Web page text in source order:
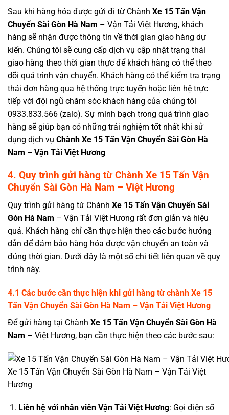
Sau khi hàng hóa được gửi đi từ Chành Xe 15 Tấn Vận
Chuyển Sài Gòn Hà Nam – Vận Tải Việt Hương, khách
hàng sẽ nhận được thông tin về thời gian giao hàng dự
kiến. Chúng tôi sẽ cung cấp dịch vụ cập nhật trạng thái
giao hàng theo thời gian thực để khách hàng có thể theo
dõi quá trình vận chuyển. Khách hàng có thể kiểm tra trạng
thái đơn hàng qua hệ thống trực tuyến hoặc liên hệ trực
tiếp với đội ngũ chăm sóc khách hàng của chúng tôi
0933.833.566 (zalo). Sự minh bạch trong quá trình giao
hàng sẽ giúp bạn có những trải nghiệm tốt nhất khi sử
dụng dịch vụ Chành Xe 15 Tấn Vận Chuyển Sài Gòn Hà
Nam – Vận Tải Việt Hương
4. Quy trình gửi hàng từChành Xe 15 Tấn Vận
Chuyển Sài Gòn Hà Nam – Việt Hương
Quy trình gửi hàng từ Chành Xe 15 Tấn Vận Chuyển Sài
Gòn Hà Nam – Vận Tải Việt Hương rất đơn giản và hiệu
quả. Khách hàng chỉ cần thực hiện theo các bước hướng
dẫn để đảm bảo hàng hóa được vận chuyển an toàn và
đúng thời gian. Dưới đây là một số chi tiết liên quan về quy
trình này.
4.1 Các bước cần thực hiện khi gửi hàng từ chành Xe 15
Tấn Vận Chuyển Sài Gòn Hà Nam – Vận Tải Việt Hương
Để gửi hàng tại Chành Xe 15 Tấn Vận Chuyển Sài Gòn Hà
Nam – Việt Hương, bạn cần thực hiện theo các bước sau:
Xe 15 Tấn Vận Chuyển Sài Gòn Hà Nam – Vận Tải Việt
Hương
Liên hệ với nhân viên Vận Tải Việt Hương: Gọi điện số